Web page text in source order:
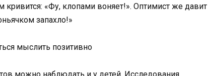
кривится: «Фу, клопами воняет!». Оптимист же давит
запахло!»